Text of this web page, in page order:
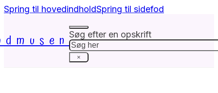
Spring til hovedindholdSpring til sidefod
Søg efter en opskrift
Søg
×